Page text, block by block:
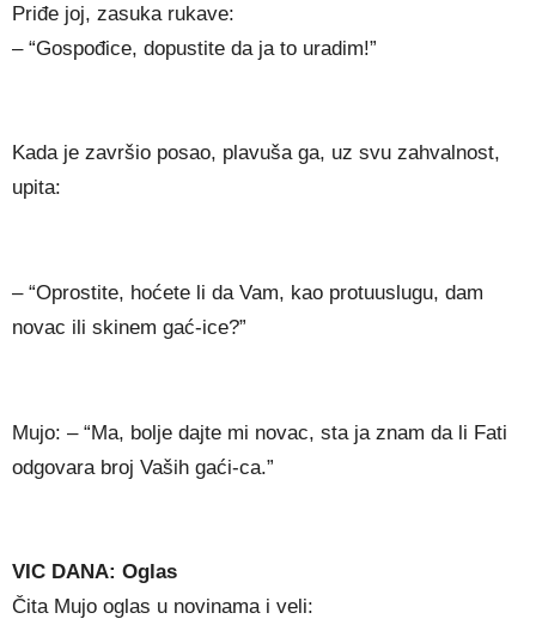
Priđe joj, zasuka rukave:
– “Gospođice, dopustite da ja to uradim!”
Kada je završio posao, plavuša ga, uz svu zahvalnost,
upita:
– “Oprostite, hoćete li da Vam, kao protuuslugu, dam
novac ili skinem gać-ice?”
Mujo: – “Ma, bolje dajte mi novac, sta ja znam da li Fati
odgovara broj Vaših gaći-ca.”
VIC DANA: Oglas
Čita Mujo oglas u novinama i veli: